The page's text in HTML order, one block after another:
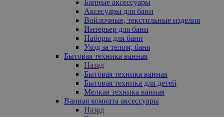
Банные аксессуары
Аксесуары для бани
Войлочные, текстильные изделия
Интерьер для бани
Наборы для бани
Уход за телом, баня
Бытовая техника ванная
Назад
Бытовая техника ванная
Бытовая техника для детей
Мелкая техника ванная
Ванная комната аксессуары
Назад